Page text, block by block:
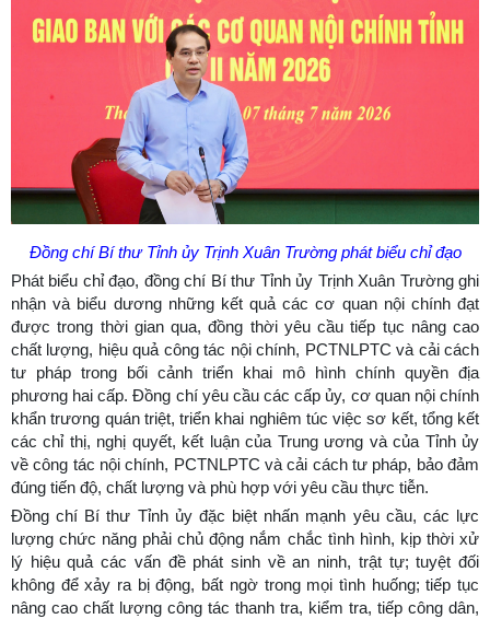
Đồng chí Bí thư Tỉnh ủy Trịnh Xuân Trường phát biểu chỉ đạo
Phát biểu chỉ đạo, đồng chí Bí thư Tỉnh ủy Trịnh Xuân Trường ghi
nhận và biểu dương những kết quả các cơ quan nội chính đạt
được trong thời gian qua, đồng thời yêu cầu tiếp tục nâng cao
chất lượng, hiệu quả công tác nội chính, PCTNLPTC và cải cách
tư pháp trong bối cảnh triển khai mô hình chính quyền địa
phương hai cấp. Đồng chí yêu cầu các cấp ủy, cơ quan nội chính
khẩn trương quán triệt, triển khai nghiêm túc việc sơ kết, tổng kết
các chỉ thị, nghị quyết, kết luận của Trung ương và của Tỉnh ủy
về công tác nội chính, PCTNLPTC và cải cách tư pháp, bảo đảm
đúng tiến độ, chất lượng và phù hợp với yêu cầu thực tiễn.
Đồng chí Bí thư Tỉnh ủy đặc biệt nhấn mạnh yêu cầu, các lực
lượng chức năng phải chủ động nắm chắc tình hình, kịp thời xử
lý hiệu quả các vấn đề phát sinh về an ninh, trật tự; tuyệt đối
không để xảy ra bị động, bất ngờ trong mọi tình huống; tiếp tục
nâng cao chất lượng công tác thanh tra, kiểm tra, tiếp công dân,